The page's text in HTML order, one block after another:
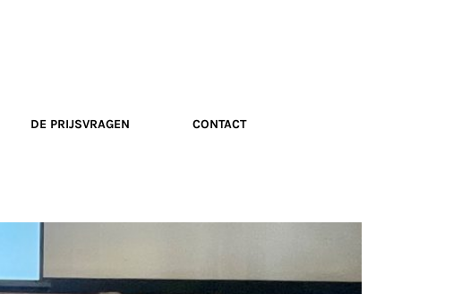
DE PRIJSVRAGEN CONTACT